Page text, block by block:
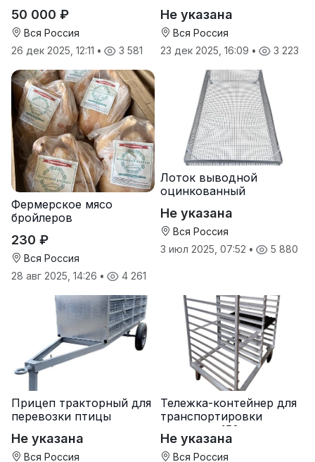
50 000 ₽
Вся Россия
26 дек 2025, 12:11 • 3 581
йодом и селеном.
Не указана
Вся Россия
23 дек 2025, 16:09 • 3 223
Фермерское мясо
бройлеров
230 ₽
Вся Россия
28 авг 2025, 14:26 • 4 261
Лоток выводной
оцинкованный
Не указана
Вся Россия
3 июл 2025, 07:52 • 5 880
Прицеп тракторный для
перевозки птицы
Не указана
Вся Россия
Тележка-контейнер для
транспортировки
лотков на 150 яиц
Не указана
Вся Россия